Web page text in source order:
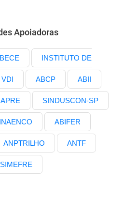
Apoiadoras
INSTITUTO DE
VDI ABCP ABII
SINDUSCON-SP
ABIFER
ANPTRILHO ANTF
SIMEFRE